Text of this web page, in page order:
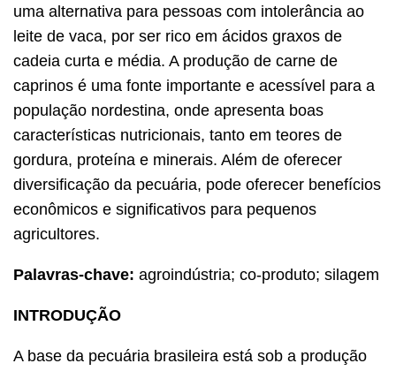
uma alternativa para pessoas com intolerância ao
leite de vaca, por ser rico em ácidos graxos de
cadeia curta e média. A produção de carne de
caprinos é uma fonte importante e acessível para a
população nordestina, onde apresenta boas
características nutricionais, tanto em teores de
gordura, proteína e minerais. Além de oferecer
diversificação da pecuária, pode oferecer benefícios
econômicos e significativos para pequenos
agricultores.
Palavras-chave: agroindústria; co-produto; silagem
INTRODUÇÃO
A base da pecuária brasileira está sob a produção